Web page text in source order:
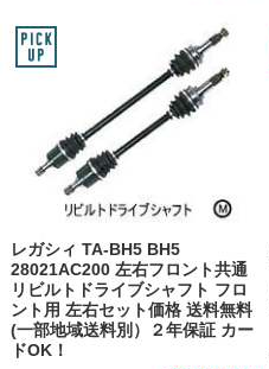
レガシィ TA-BH5 BH5
28021AC200 左右フロント共通
リビルトドライブシャフト フロ
ント用 左右セット価格 送料無料
(一部地域送料別）２年保証 カー
ドOK！